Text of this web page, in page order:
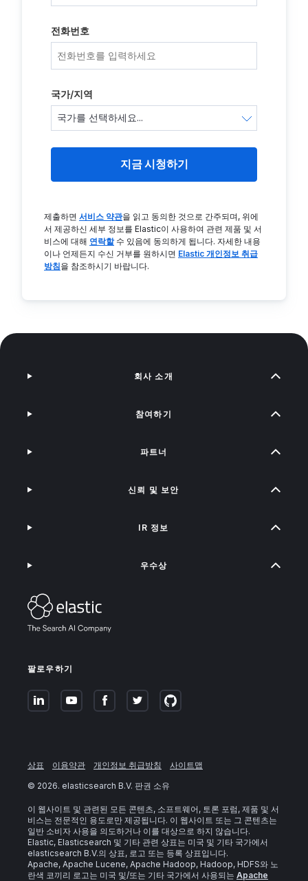
전화번호
국가/지역
지금 시청하기
제출하면 서비스 약관을 읽고 동의한 것으로 간주되며, 위에
서 제공하신 세부 정보를 Elastic이 사용하여 관련 제품 및 서
비스에 대해 연락할수 있음에 동의하게 됩니다. 자세한 내용
이나 언제든지 수신 거부를 원하시면 Elastic 개인정보 취급
방침을 참조하시기 바랍니다.
팔로우하기
회사 소개
참여하기
파트너
신뢰 및 보안
IR 정보
우수상
상표 이용약관 개인정보 취급방침
사이트맵
© 2026. elasticsearch B.V. 판권 소유
이 웹사이트 및 관련된 모든 콘텐츠, 소프트웨어, 토론 포럼, 제품 및 서
비스는 전문적인 용도로만 제공됩니다. 이 웹사이트 또는 그 콘텐츠는
일반 소비자 사용을 의도하거나 이를 대상으로 하지 않습니다.
Elastic, Elasticsearch 및 기타 관련 상표는 미국 및 기타 국가에서
elasticsearch B.V.의 상표, 로고 또는 등록 상표입니다.
Apache, Apache Lucene, Apache Hadoop, Hadoop, HDFS와 노
란색 코끼리 로고는 미국 및/또는 기타 국가에서 사용되는 Apache